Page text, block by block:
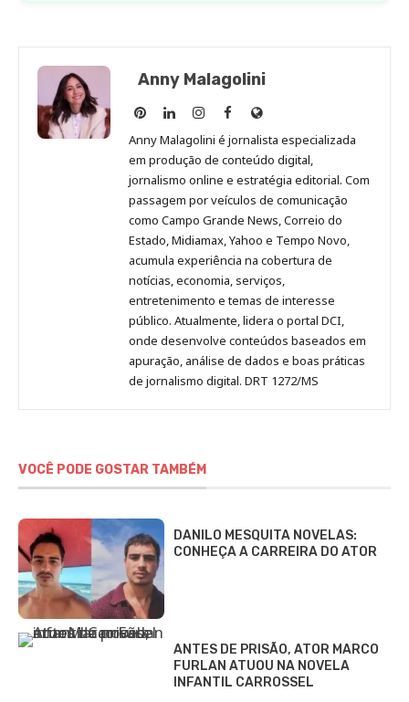
Anny Malagolini
Anny
Malagolini
no
Pinterest
Anny
Malagolini
no
LinkedIn
Anny
Malagolini
no
Instagram
Anny
Malagolini
no
Facebook
Site
de
Anny
Malagolini
Anny Malagolini é jornalista especializada
em produção de conteúdo digital,
jornalismo online e estratégia editorial. Com
passagem por veículos de comunicação
como Campo Grande News, Correio do
Estado, Midiamax, Yahoo e Tempo Novo,
acumula experiência na cobertura de
notícias, economia, serviços,
entretenimento e temas de interesse
público. Atualmente, lidera o portal DCI,
onde desenvolve conteúdos baseados em
apuração, análise de dados e boas práticas
de jornalismo digital. DRT 1272/MS
VOCÊ PODE GOSTAR TAMBÉM
DANILO MESQUITA NOVELAS:
CONHEÇA A CARREIRA DO ATOR
ANTES DE PRISÃO, ATOR MARCO
FURLAN ATUOU NA NOVELA
INFANTIL CARROSSEL